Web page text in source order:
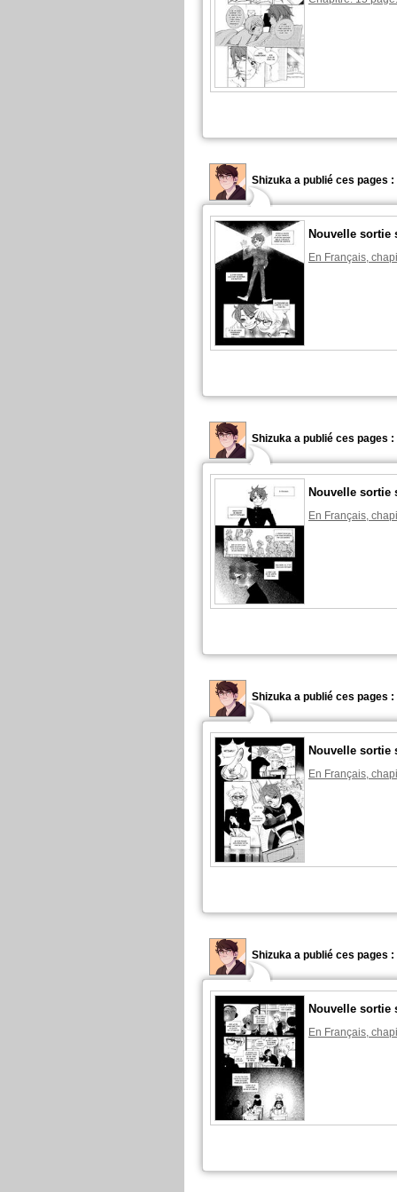
Shizuka a publié ces pages :
Nouvelle sortie
En Français,
Shizuka a publié ces pages :
Nouvelle sortie
En Français,
Shizuka a publié ces pages :
Nouvelle sortie
En Français,
Shizuka a publié ces pages :
Nouvelle sortie
En Français,